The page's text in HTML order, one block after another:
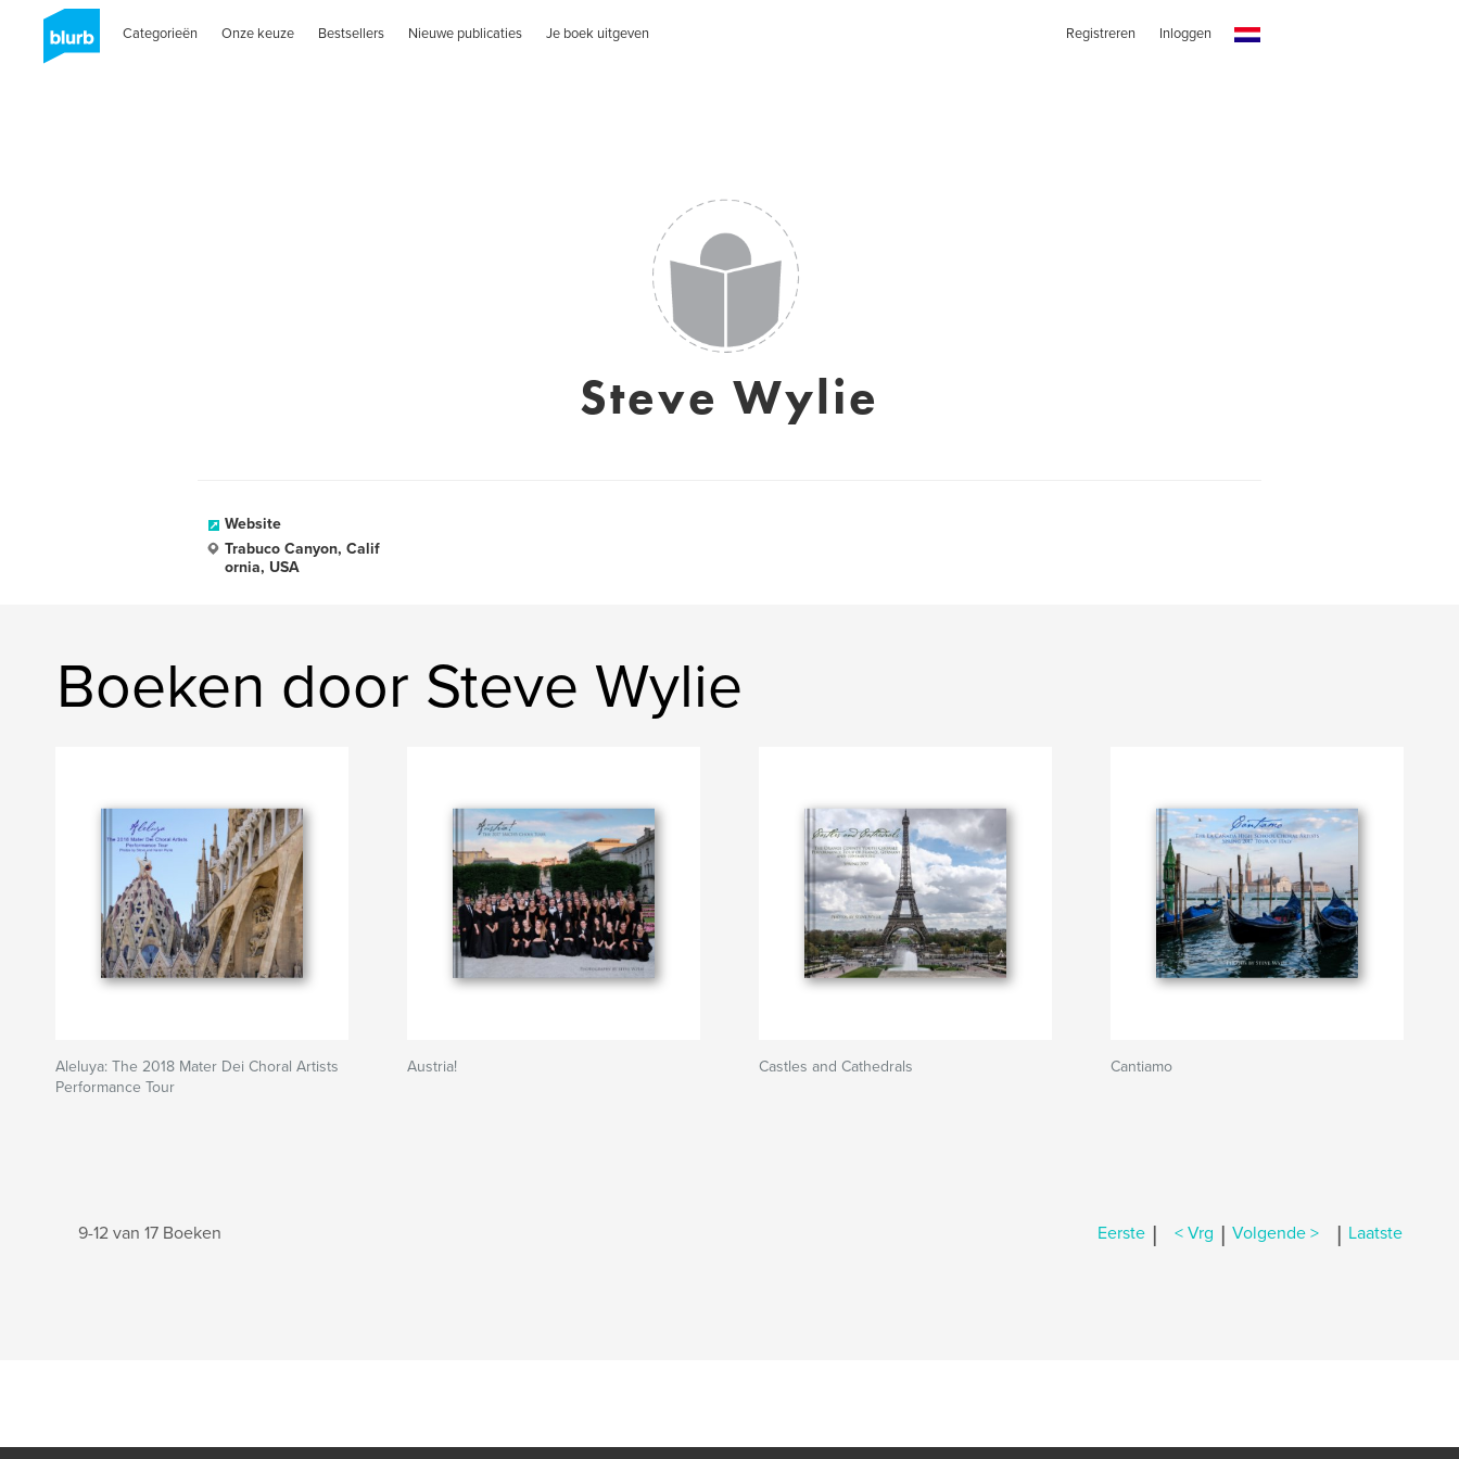
Categorieën Onze keuze Bestsellers Nieuwe publicaties Je boek uitgeven Registreren Inloggen
Steve Wylie
Website
Trabuco Canyon, Calif
ornia, USA
Boeken door Steve Wylie
Aleluya: The 2018 Mater Dei Choral Artists
Performance Tour
Austria! Castles and Cathedrals Cantiamo
9-12 van 17 Boeken Eerste | < Vrg | Volgende > | Laatste